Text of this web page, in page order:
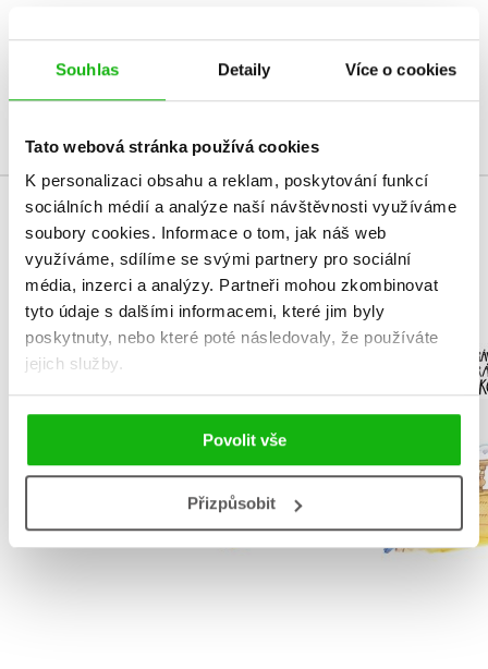
Souhlas Detaily Více o cookies
Tato webová stránka používá cookies
K personalizaci obsahu a reklam, poskytování funkcí
sociálních médií a analýze naší návštěvnosti využíváme
soubory cookies. Informace o tom, jak náš web
využíváme, sdílíme se svými partnery pro sociální
média, inzerci a analýzy. Partneři mohou zkombinovat
tyto údaje s dalšími informacemi, které jim byly
poskytnuty, nebo které poté následovaly, že používáte
jejich služby.
Povolit vše
Přizpůsobit
Uživatelskou recenzi mohou vkládat pouze registrovaní uživatelé
Přihlásit
MOHLO BY VÁS TAKÉ ZAJÍMAT
NARNIE – komplet
C. S. Lewis
Do košíku
vyprávění
piráta
Václav
Do